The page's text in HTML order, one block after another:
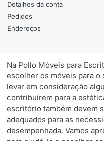
Detalhes da conta
Pedidos
Endereços
Na Pollo Móveis para
escolher os móveis para
levar em consideração
contribuírem para a
escritório também devem
adequados para as
desempenhada. Vamos